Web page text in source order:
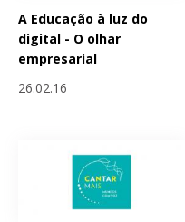
A Educação à luz do
digital - O olhar
empresarial
26.02.16